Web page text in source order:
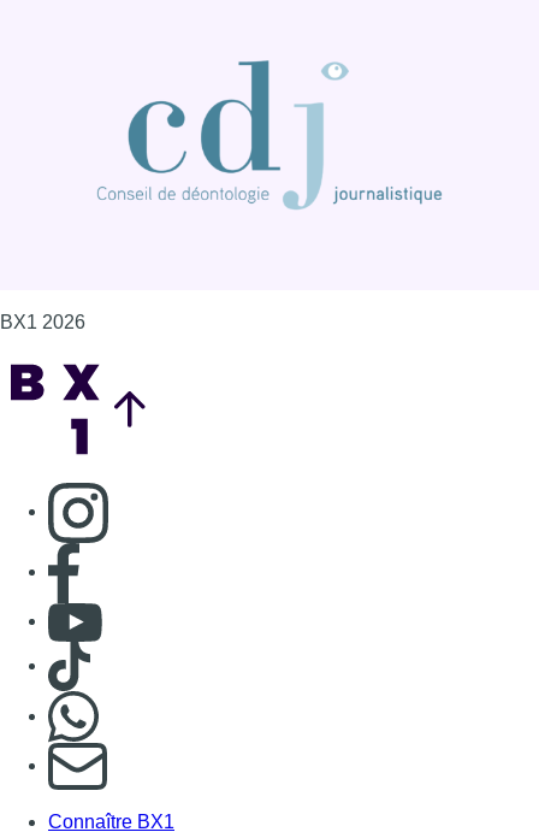
Consulter page Instagram
S'abonner à notre newsletter
Connaître BX1
Publicité
Offres d'emploi
Contact
Mentions légales
Politique de cookies (UE)
Gérer les cookies